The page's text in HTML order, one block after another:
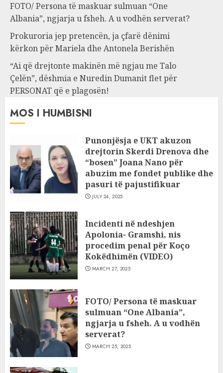
FOTO/ Persona të maskuar sulmuan “One
Albania”, ngjarja u fsheh. A u vodhën serverat?
Prokuroria jep pretencën, ja çfarë dënimi
kërkon për Mariela dhe Antonela Berishën
“Ai që drejtonte makinën më ngjau me Talo
Çelën”, dëshmia e Nuredin Dumanit flet për
PERSONAT që e plagosën!
MOS I HUMBISNI
Punonjësja e UKT akuzon
drejtorin Skerdi Drenova dhe
“bosen” Joana Nano për
abuzim me fondet publike dhe
pasuri të pajustifikuar
JULY 24, 2025
Incidenti në ndeshjen
Apolonia- Gramshi, nis
procedim penal për Koço
Kokëdhimën (VIDEO)
MARCH 27, 2025
FOTO/ Persona të maskuar
sulmuan “One Albania”,
ngjarja u fsheh. A u vodhën
serverat?
MARCH 25, 2025